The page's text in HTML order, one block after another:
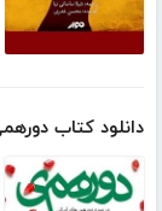
دانلود کتاب